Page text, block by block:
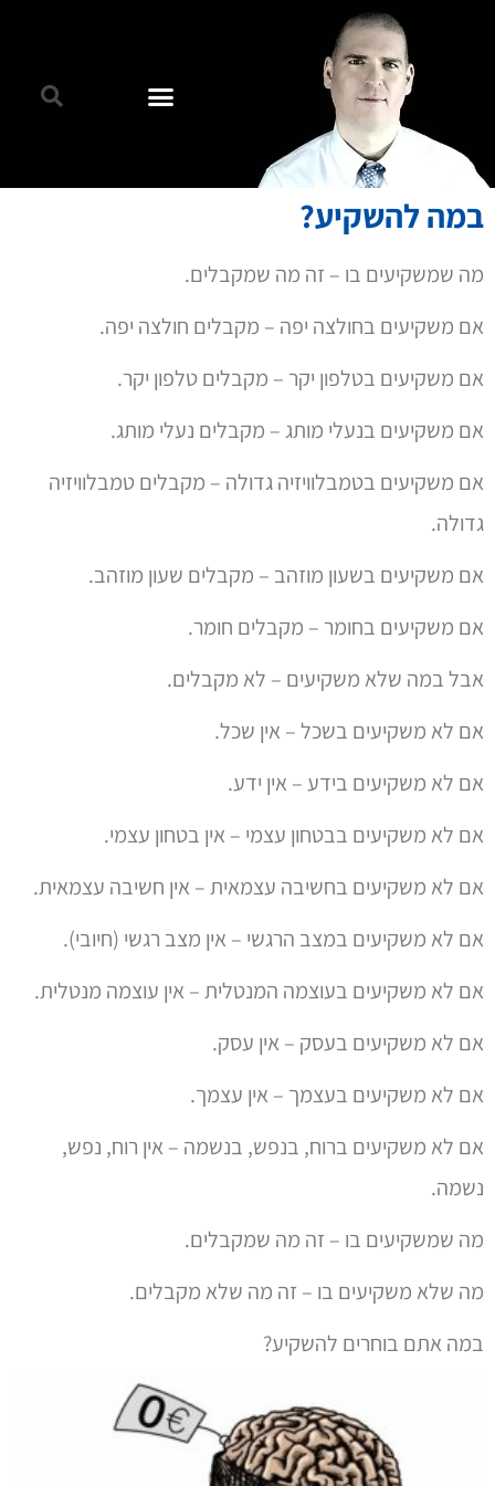
במה להשקיע?
מה שמשקיעים בו – זה מה שמקבלים.
אם משקיעים בחולצה יפה – מקבלים חולצה יפה.
אם משקיעים בטלפון יקר – מקבלים טלפון יקר.
אם משקיעים בנעלי מותג – מקבלים נעלי מותג.
אם משקיעים בטמבלוויזיה גדולה – מקבלים טמבלוויזיה
גדולה.
אם משקיעים בשעון מוזהב – מקבלים שעון מוזהב.
אם משקיעים בחומר – מקבלים חומר.
אבל במה שלא משקיעים – לא מקבלים.
אם לא משקיעים בשכל – אין שכל.
אם לא משקיעים בידע – אין ידע.
אם לא משקיעים בבטחון עצמי – אין בטחון עצמי.
אם לא משקיעים בחשיבה עצמאית – אין חשיבה עצמאית.
אם לא משקיעים במצב הרגשי – אין מצב רגשי (חיובי).
אם לא משקיעים בעוצמה המנטלית – אין עוצמה מנטלית.
אם לא משקיעים בעסק – אין עסק.
אם לא משקיעים בעצמך – אין עצמך.
אם לא משקיעים ברוח, בנפש, בנשמה – אין רוח, נפש,
נשמה.
מה שמשקיעים בו – זה מה שמקבלים.
מה שלא משקיעים בו – זה מה שלא מקבלים.
במה אתם בוחרים להשקיע?